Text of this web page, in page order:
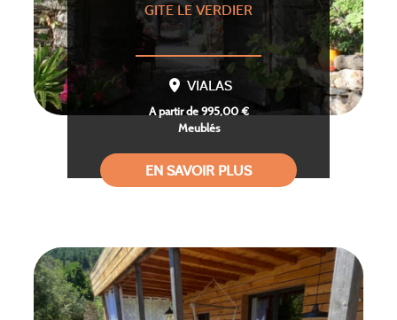
GITE LE VERDIER
VIALAS
A partir de 995,00 €
Meublés
EN SAVOIR PLUS